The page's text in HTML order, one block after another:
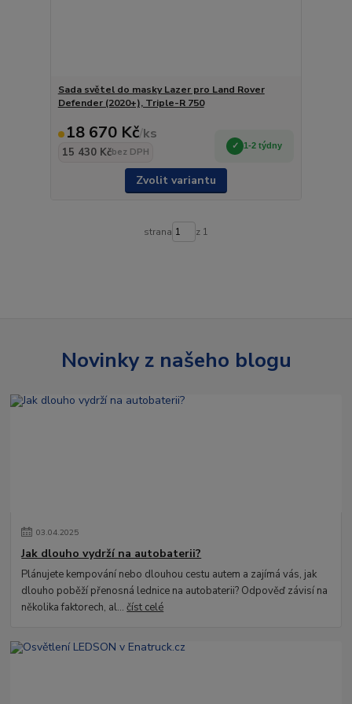
Sada světel do masky Lazer pro Land Rover
Defender (2020+), Triple-R 750
18 670 Kč/ks
15 430 Kčbez DPH
1-2 týdny
Zvolit variantu
strana z 1
Novinky z našeho blogu
03.04.2025
Jak dlouho vydrží na autobaterii?
Plánujete kempování nebo dlouhou cestu autem a zajímá vás, jak
dlouho poběží přenosná lednice na autobaterii? Odpověď závisí na
několika faktorech, al...číst celé